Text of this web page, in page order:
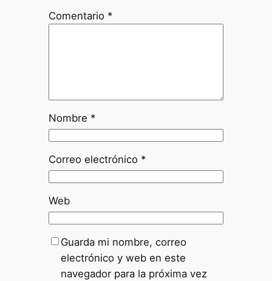
Comentario *
Nombre *
Correo electrónico *
Web
Guarda mi nombre, correo
electrónico y web en este
navegador para la próxima vez